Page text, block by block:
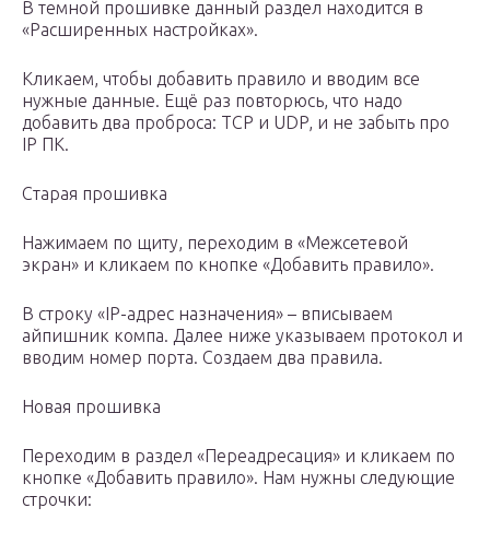
В темной прошивке данный раздел находится в
«Расширенных настройках».
Кликаем, чтобы добавить правило и вводим все
нужные данные. Ещё раз повторюсь, что надо
добавить два проброса: TCP и UDP, и не забыть про
IP ПК.
Старая прошивка
Нажимаем по щиту, переходим в «Межсетевой
экран» и кликаем по кнопке «Добавить правило».
В строку «IP-адрес назначения» – вписываем
айпишник компа. Далее ниже указываем протокол и
вводим номер порта. Создаем два правила.
Новая прошивка
Переходим в раздел «Переадресация» и кликаем по
кнопке «Добавить правило». Нам нужны следующие
строчки: